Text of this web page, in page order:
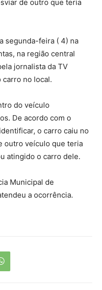
de outro que teria
segunda-feira ( 4) na
na região central
jornalista da TV
carro no local.
do veículo
De acordo com o
o carro caiu no
outro veículo que teria
atingido o carro dele.
Municipal de
a ocorrência.